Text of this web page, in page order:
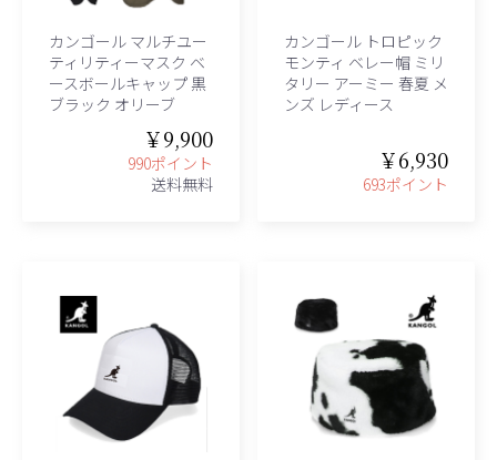
カンゴール マルチユー
ティリティーマスク ベ
ースボールキャップ 黒
ブラック オリーブ
￥9,900
990ポイント
送料無料
カンゴール トロピック
モンティ ベレー帽 ミリ
タリー アーミー 春夏 メ
ンズ レディース
￥6,930
693ポイント